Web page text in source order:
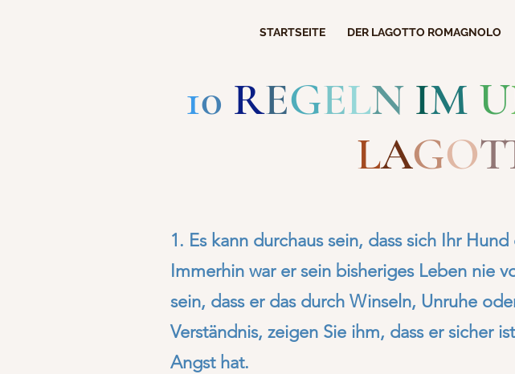
STARTSEITE DER LAGOTTO ROMAGNOLO
10 REGELN IM U
LAGO
1. Es kann durchaus sein, dass sich Ihr
Immerhin war er sein bisheriges Leben nie
sein, dass er das durch Winseln, Unruhe
Verständnis, zeigen Sie ihm, dass er sicher
Angst hat.